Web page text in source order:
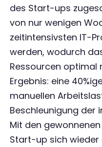
des Start-ups
von nur wenigen
zeitintensivsten IT-
werden, wodurch
Ressourcen optimal
Ergebnis: eine
manuellen
Beschleunigung der
Mit den
Start-up sich wieder